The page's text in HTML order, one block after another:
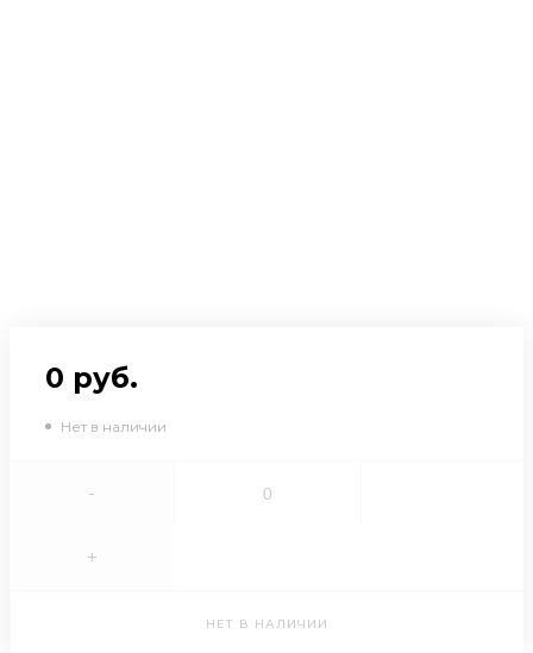
0 руб.
Нет в наличии
-
+
НЕТ В НАЛИЧИИ